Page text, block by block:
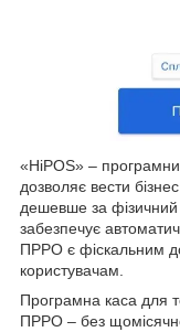
«HiPOS» –
дозволяє вести
дешевше за
забезпечує
ПРРО є фіскальним
користувачам.
Програмна каса для
ПРРО – без